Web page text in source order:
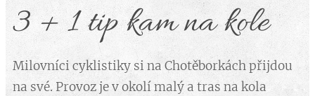
3 + 1 tip kam na kole
Milovníci cyklistiky si na Chotěborkách přijdou
na své. Provoz je v okolí malý a tras na kola